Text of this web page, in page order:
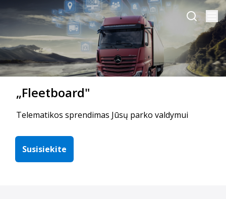
„Fleetboard"
Telematikos sprendimas Jūsų parko valdymui
Susisiekite